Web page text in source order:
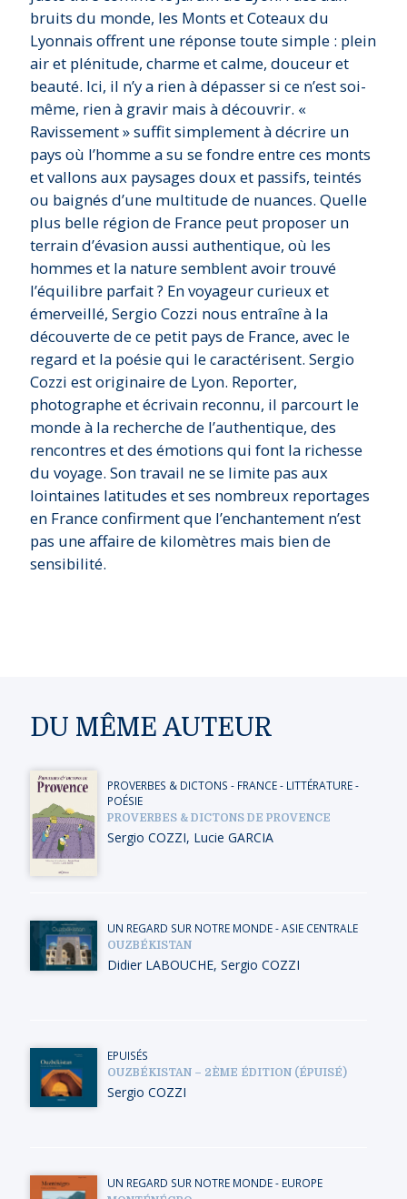
bruits du monde, les Monts et Coteaux du
Lyonnais offrent une réponse toute simple : plein
air et plénitude, charme et calme, douceur et
beauté. Ici, il n’y a rien à dépasser si ce n’est soi-
même, rien à gravir mais à découvrir. «
Ravissement » suffit simplement à décrire un
pays où l’homme a su se fondre entre ces monts
et vallons aux paysages doux et passifs, teintés
ou baignés d’une multitude de nuances. Quelle
plus belle région de France peut proposer un
terrain d’évasion aussi authentique, où les
hommes et la nature semblent avoir trouvé
l’équilibre parfait ? En voyageur curieux et
émerveillé, Sergio Cozzi nous entraîne à la
découverte de ce petit pays de France, avec le
regard et la poésie qui le caractérisent. Sergio
Cozzi est originaire de Lyon. Reporter,
photographe et écrivain reconnu, il parcourt le
monde à la recherche de l’authentique, des
rencontres et des émotions qui font la richesse
du voyage. Son travail ne se limite pas aux
lointaines latitudes et ses nombreux reportages
en France confirment que l’enchantement n’est
pas une affaire de kilomètres mais bien de
sensibilité.
DU MÊME AUTEUR
PROVERBES & DICTONS - FRANCE- LITTÉRATURE -
POÉSIE
PROVERBES & DICTONS DE PROVENCE
Sergio COZZI, Lucie GARCIA
UN REGARD SUR NOTRE MONDE-ASIE CENTRALE
OUZBÉKISTAN
Didier LABOUCHE,Sergio COZZI
EPUISÉS
OUZBÉKISTAN – 2ÈME ÉDITION (ÉPUISÉ)
Sergio COZZI
UN REGARD SUR NOTRE MONDE- EUROPE